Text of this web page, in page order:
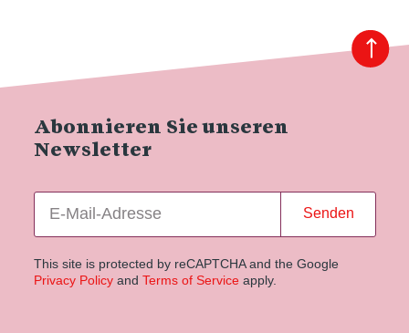
Abonnieren Sie unseren
Newsletter
Senden
This site is protected by reCAPTCHA and the Google
Privacy Policyand Terms of Service apply.